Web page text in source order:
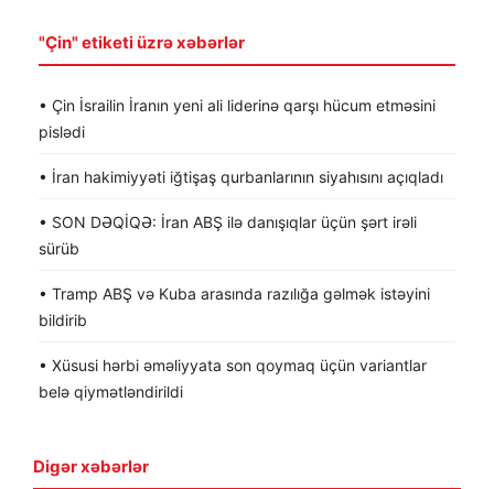
"Çin" etiketi üzrə xəbərlər
• Çin İsrailin İranın yeni ali liderinə qarşı hücum etməsini
pislədi
• İran hakimiyyəti iğtişaş qurbanlarının siyahısını açıqladı
• SON DƏQİQƏ: İran ABŞ ilə danışıqlar üçün şərt irəli
sürüb
• Tramp ABŞ və Kuba arasında razılığa gəlmək istəyini
bildirib
• Xüsusi hərbi əməliyyata son qoymaq üçün variantlar
belə qiymətləndirildi
Digər xəbərlər